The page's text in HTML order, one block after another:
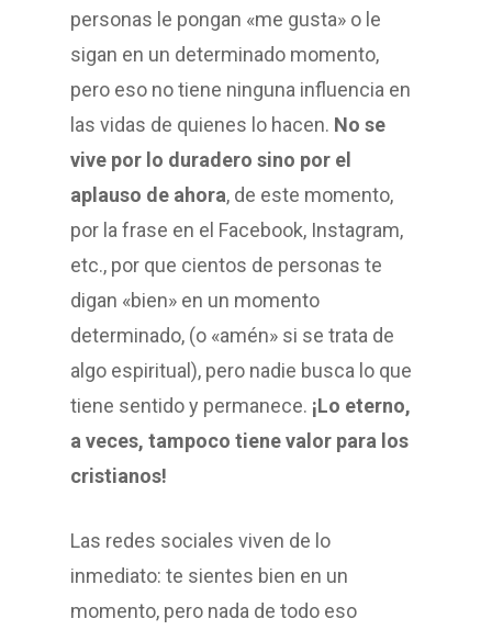
personas le pongan «me gusta» o le
sigan en un determinado momento,
pero eso no tiene ninguna influencia en
las vidas de quienes lo hacen. No se
vive por lo duradero sino por el
aplauso de ahora, de este momento,
por la frase en el Facebook, Instagram,
etc., por que cientos de personas te
digan «bien» en un momento
determinado, (o «amén» si se trata de
algo espiritual), pero nadie busca lo que
tiene sentido y permanece. ¡Lo eterno,
a veces, tampoco tiene valor para los
cristianos!
Las redes sociales viven de lo
inmediato: te sientes bien en un
momento, pero nada de todo eso